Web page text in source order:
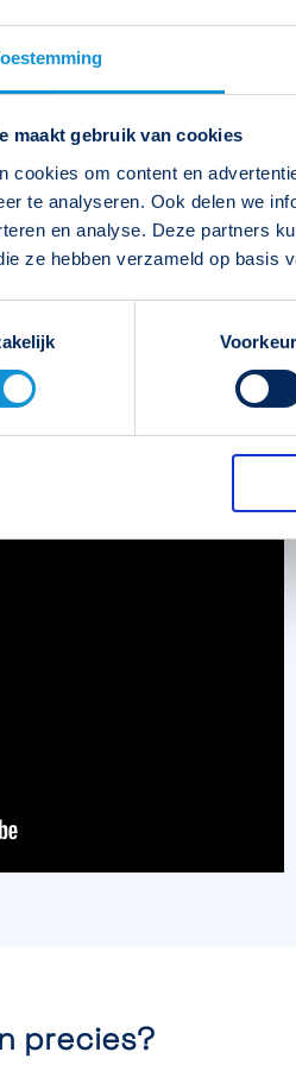
maakt gebruik van cookies
cookies om content en
te analyseren. Ook delen we
en analyse. Deze partners
ze hebben verzameld op basis
vraag over dit onderwerp?
op met de binnendienst
846
precies?